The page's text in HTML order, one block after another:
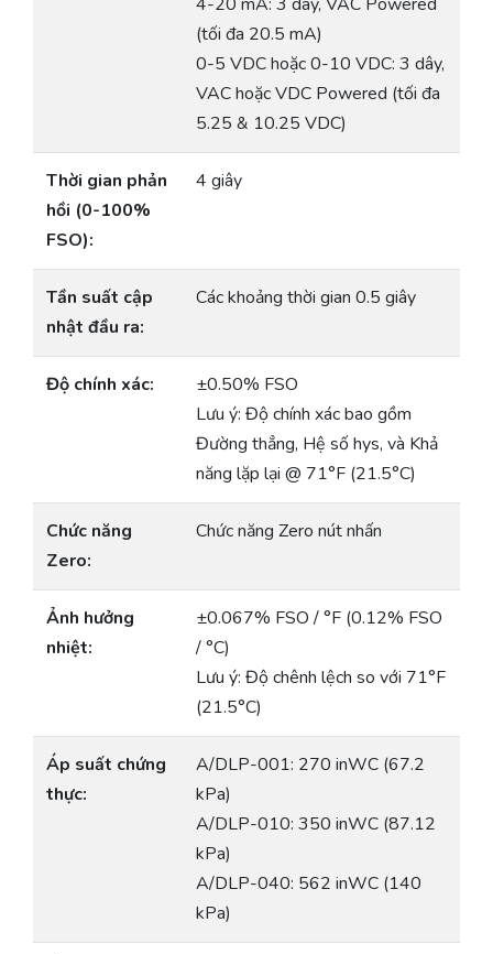
(tối đa 20.5 mA)
0-5 VDC hoặc 0-10 VDC: 3 dây,
VAC hoặc VDC Powered (tối đa
5.25 & 10.25 VDC)
Thời gian phản
hồi (0-100%
FSO):
4 giây
Tần suất cập
nhật đầu ra:
Các khoảng thời gian 0.5 giây
Độ chính xác:
±0.50% FSO
Lưu ý: Độ chính xác bao gồm
Đường thẳng, Hệ số hys, và Khả
năng lặp lại @ 71°F (21.5°C)
Chức năng
Zero:
Chức năng Zero nút nhấn
Ảnh hưởng
nhiệt:
±0.067% FSO / °F (0.12% FSO
/ °C)
Lưu ý: Độ chênh lệch so với 71°F
(21.5°C)
Áp suất chứng
thực:
A/DLP-001: 270 inWC (67.2
kPa)
A/DLP-010: 350 inWC (87.12
kPa)
A/DLP-040: 562 inWC (140
kPa)